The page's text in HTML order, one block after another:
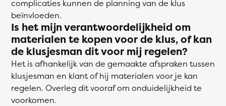
complicaties kunnen de planning van de klus
beïnvloeden.
Is het mijn verantwoordelijkheid om
materialen te kopen voor de klus, of kan
de klusjesman dit voor mij regelen?
Het is afhankelijk van de gemaakte afspraken tussen
klusjesman en klant of hij materialen voor je kan
regelen. Overleg dit vooraf om onduidelijkheid te
voorkomen.